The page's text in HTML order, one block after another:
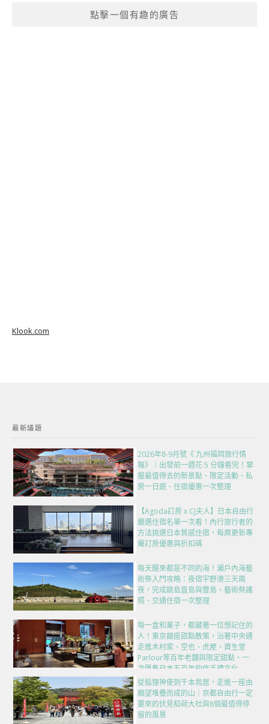
點擊一個有趣的廣告
Klook.com
最新議題
2026年8-9月號《 九州福岡旅行情
報》｜出發前一週花 5 分鐘看完！掌
握最值得去的新景點、限定活動、私
房一日遊、住宿優惠一次整理
【Agoda訂房 x CJ夫人】日本自由行
嚴選住宿名單一次看！內行旅行者的
方法挑選日本質感住宿，每周更新專
屬訂房優惠與折扣碼
每天醒來都是不同的海！瀨戶內海藝
術祭入門攻略：夜宿宇野港三天兩
夜，完成跳島直島與豐島、藝術祭護
照、交通住宿一次整理
每一盒和菓子，都藏著一位想記住的
人！東京銀座甜點散策，沿著中央通
走進木村家、空也、虎屋、資生堂
Parlour等百年老舖與限定甜點，一
次匯集日本五百年的伴手禮文化
從狐狸神使到千本鳥居，走進一座由
願望堆疊而成的山｜京都自由行一定
要來的伏見稻荷大社與8個最值得停
留的風景